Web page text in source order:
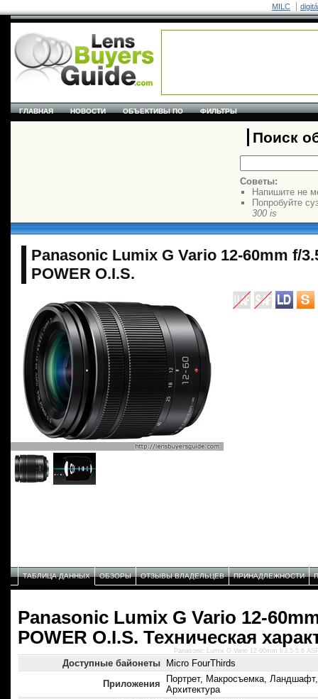
MILC
ГЛАВНАЯ НОВОСТИ ОБЪЕКТИВЫ ПО ФИЛЬТРЫ
Поиск
Советы:
Напишите не
Попробуйте
300 is
Panasonic Lumix G Vario 12-60mm f/
POWER O.I.S.
ТАБЛИЦА ДАННЫХ ОБЗОРЫ ОТЗЫВЫ ВЛАДЕЛЬЦЕВ ПРИНАДЛЕЖНОСТИ
Panasonic Lumix G Vario 12-
POWER O.I.S. Техническая
Доступные байонеты
Micro FourThirds
Приложения
Портрет, Макросъемка,
Архитектура
Panasonic Lumix G Vario 12-60mm f/3.5-5.6